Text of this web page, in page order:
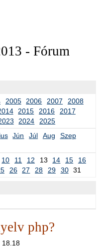
- Fórum
2005 2006 2007
2008
2015 2016
2017
2024
2025
Jún Júl Aug
Szep
10 11 12 13 14 15
16
26 27 28 29 30 31
php?
18.18